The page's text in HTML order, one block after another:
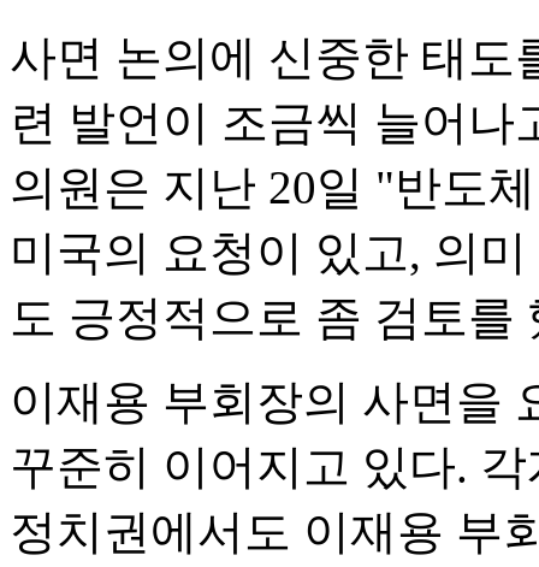
사면 논의에 신중한 태도
련 발언이 조금씩 늘어
의원은 지난 20일 "반도
미국의 요청이 있고, 의
도 긍정적으로 좀 검토
이재용 부회장의 사면을
꾸준히 이어지고 있다.
정치권에서도 이재용 부